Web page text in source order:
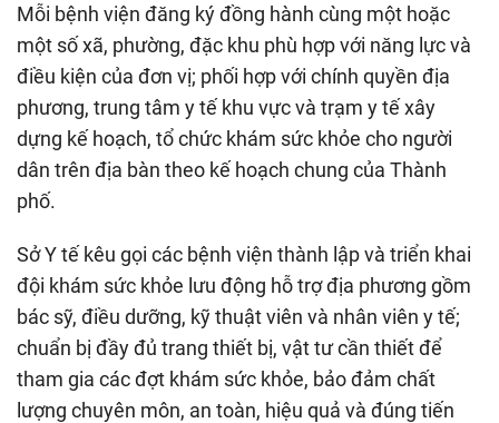
Mỗi bệnh viện đăng ký đồng hành cùng một hoặc
một số xã, phường, đặc khu phù hợp với năng lực và
điều kiện của đơn vị; phối hợp với chính quyền địa
phương, trung tâm y tế khu vực và trạm y tế xây
dựng kế hoạch, tổ chức khám sức khỏe cho người
dân trên địa bàn theo kế hoạch chung của Thành
phố.
Sở Y tế kêu gọi các bệnh viện thành lập và triển khai
đội khám sức khỏe lưu động hỗ trợ địa phương gồm
bác sỹ, điều dưỡng, kỹ thuật viên và nhân viên y tế;
chuẩn bị đầy đủ trang thiết bị, vật tư cần thiết để
tham gia các đợt khám sức khỏe, bảo đảm chất
lượng chuyên môn, an toàn, hiệu quả và đúng tiến